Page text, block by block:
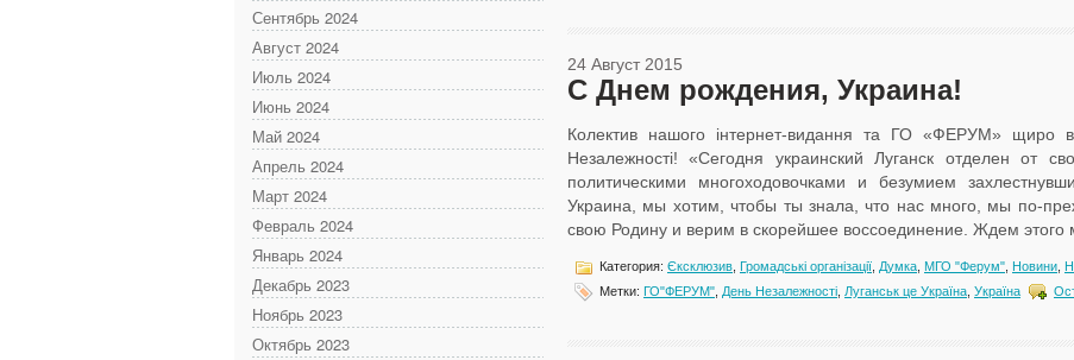
Сентябрь 2024
Август 2024
Июль 2024
Июнь 2024
Май 2024
Апрель 2024
Март 2024
Февраль 2024
Январь 2024
Декабрь 2023
Ноябрь 2023
Октябрь 2023
24 Август 2015
С Днем рождения, Украина!
Колектив нашого інтернет-видання та ГО «ФЕРУМ» щиро
Незалежності! «Сегодня украинский Луганск отделен от
политическими многоходовочками и безумием
Украина, мы хотим, чтобы ты знала, что нас много, мы по-
свою Родину и верим в скорейшее воссоединение. Ждем этого
Категория: Єксклюзив Громадські організації Думка МГО "Ферум" Новини
Метки: ГО"ФЕРУМ" День Незалежності Луганськ це Україна Україна